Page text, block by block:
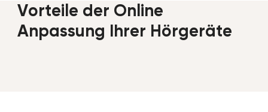
Vorteile der Online
Anpassung Ihrer Hörgeräte